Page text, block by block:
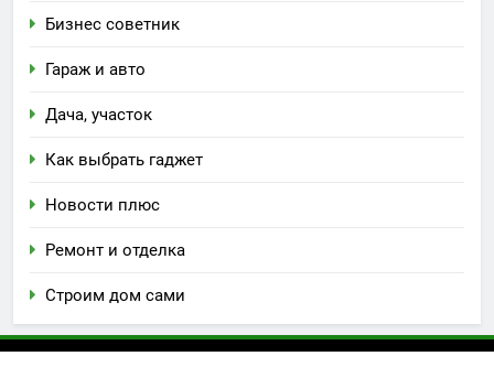
Бизнес советник
Гараж и авто
Дача, участок
Как выбрать гаджет
Новости плюс
Ремонт и отделка
Строим дом сами